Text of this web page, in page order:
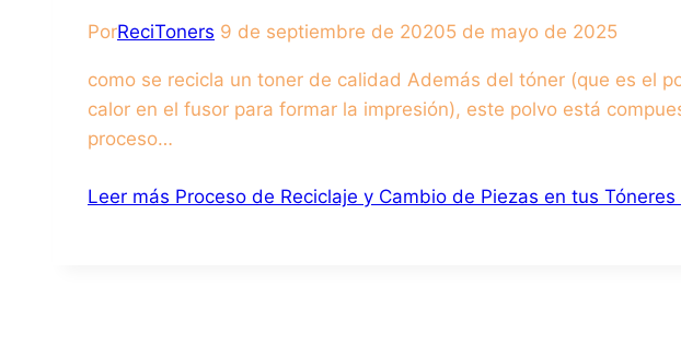
PorReciToners 9 de septiembre de 20205 de mayo de 2025
como se recicla un toner de calidad Además del tóner (que es el
calor en el fusor para formar la impresión), este polvo está
proceso…
Leer más Proceso de Reciclaje y Cambio de Piezas en tus